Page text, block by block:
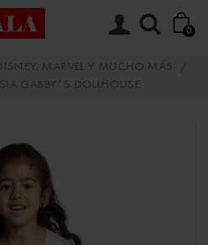
0
MARVEL Y MUCHO MÁS
/
GABBY´S DOLLHOUSE